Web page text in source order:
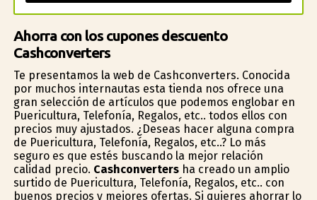
Ahorra con los cupones descuento
Cashconverters
Te presentamos la web de Cashconverters. Conocida
por muchos internautas esta tienda nos ofrece una
gran selección de artículos que podemos englobar en
Puericultura, Telefonía, Regalos, etc.. todos ellos con
precios muy ajustados. ¿Deseas hacer alguna compra
de Puericultura, Telefonía, Regalos, etc..? Lo más
seguro es que estés buscando la mejor relación
calidad precio. Cashconvertersha creado un amplio
surtido de Puericultura, Telefonía, Regalos, etc.. con
buenos precios y mejores ofertas. Si quieres ahorrar lo